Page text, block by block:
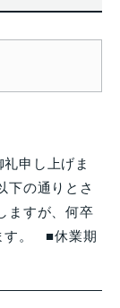
申し上げま
の通りとさ
ますが、何卒
す。 ■休業期